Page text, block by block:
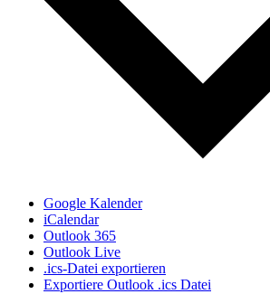
Google Kalender
iCalendar
Outlook 365
Outlook Live
.ics-Datei exportieren
Exportiere Outlook .ics Datei